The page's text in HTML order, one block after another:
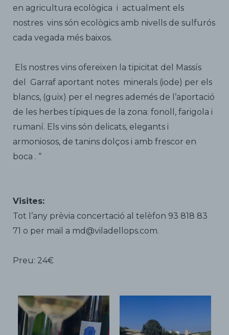
en agricultura ecològica i actualment els
nostres vins són ecològics amb nivells de sulfurós
cada vegada més baixos.
Els nostres vins ofereixen la tipicitat del Massís
del Garraf aportant notes minerals (iode) per els
blancs, (guix) per el negres ademés de l’aportació
de les herbes típiques de la zona: fonoll, farigola i
rumaní. Els vins són delicats, elegants i
armoniosos, de tanins dolços i amb frescor en
boca . “
Visites:
Tot l’any prèvia concertació al telèfon 93 818 83
71 o per mail a md@viladellops.com.
Preu: 24€